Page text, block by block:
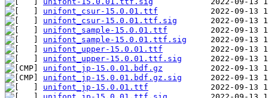
unifont_csur-15.0.01.ttf
unifont_csur-15.0.01.ttf.sig
unifont_sample-15.0.01.ttf
unifont_sample-15.0.01.ttf.sig
unifont_upper-15.0.01.ttf
unifont_upper-15.0.01.ttf.sig
unifont_jp-15.0.01.bdf.gz
unifont_jp-15.0.01.bdf.gz.sig
unifont_jp-15.0.01.ttf